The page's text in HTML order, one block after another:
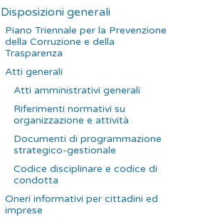
Disposizioni generali
Piano Triennale per la Prevenzione
della Corruzione e della
Trasparenza
Atti generali
Atti amministrativi generali
Riferimenti normativi su
organizzazione e attività
Documenti di programmazione
strategico-gestionale
Codice disciplinare e codice di
condotta
Oneri informativi per cittadini ed
imprese